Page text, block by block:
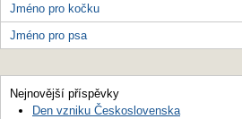
Jméno pro kočku
Jméno pro psa
Nejnovější příspěvky
Den vzniku Československa